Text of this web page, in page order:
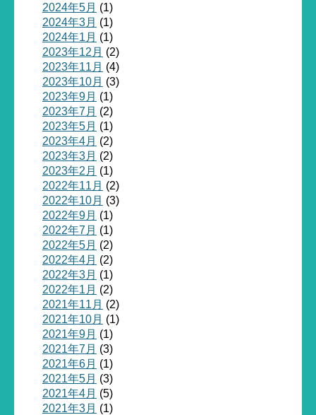
2024年5月 (1)
2024年3月 (1)
2024年1月 (1)
2023年12月 (2)
2023年11月 (4)
2023年10月 (3)
2023年9月 (1)
2023年7月 (2)
2023年5月 (1)
2023年4月 (2)
2023年3月 (2)
2023年2月 (1)
2022年11月 (2)
2022年10月 (3)
2022年9月 (1)
2022年7月 (1)
2022年5月 (2)
2022年4月 (2)
2022年3月 (1)
2022年1月 (2)
2021年11月 (2)
2021年10月 (1)
2021年9月 (1)
2021年7月 (3)
2021年6月 (1)
2021年5月 (3)
2021年4月 (5)
2021年3月 (1)